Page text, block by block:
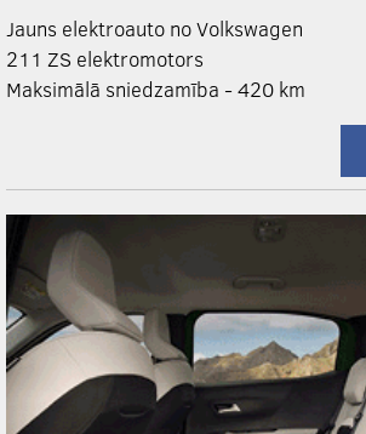
Jauns elektroauto no Volkswagen
211 ZS elektromotors
Maksimālā sniedzamība - 420 km